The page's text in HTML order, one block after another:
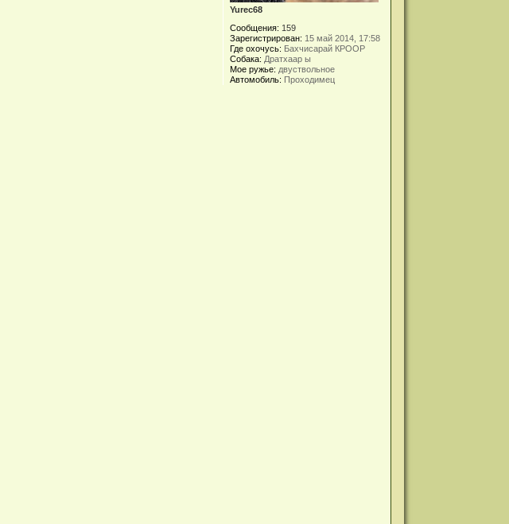
Yurec68
Сообщения: 159
Зарегистрирован: 15 май 2014, 17:58
Где охочусь: Бахчисарай КРООР
Собака: Дратхаар ы
Мое ружье: двуствольное
Автомобиль: Проходимец